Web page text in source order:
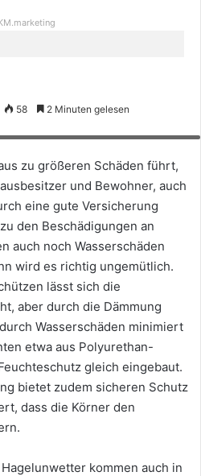
58 2 Minuten gelesen
kommen auch in Deutschland
zu größeren Schäden führt,
und Bewohner, auch
eine gute Versicherung
den Beschädigungen an
auch noch Wasserschäden
wird es richtig ungemütlich.
lässt sich die
aber durch die Dämmung
Wasserschäden minimiert
etwa aus Polyurethan-
gleich eingebaut.
bietet zudem sicheren Schutz
dass die Körner den